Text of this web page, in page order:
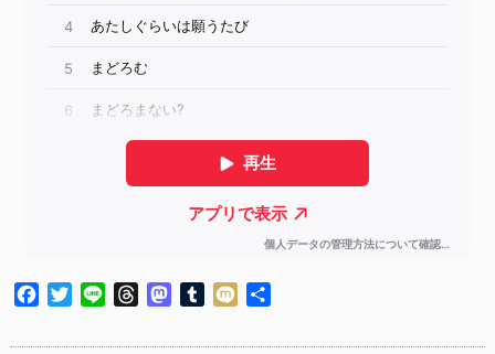
Facebook
TwitterLine ThreadsMastodon
Tumblr
Mixi